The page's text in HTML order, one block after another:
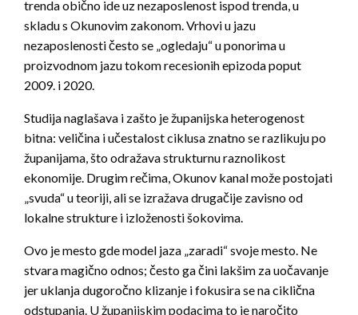
trenda obično ide uz nezaposlenost ispod trenda, u
skladu s Okunovim zakonom. Vrhovi u jazu
nezaposlenosti često se „ogledaju“ u ponorima u
proizvodnom jazu tokom recesionih epizoda poput
2009. i 2020.
Studija naglašava i zašto je županijska heterogenost
bitna: veličina i učestalost ciklusa znatno se razlikuju po
županijama, što odražava strukturnu raznolikost
ekonomije. Drugim rečima, Okunov kanal može postojati
„svuda“ u teoriji, ali se izražava drugačije zavisno od
lokalne strukture i izloženosti šokovima.
Ovo je mesto gde model jaza „zaradi“ svoje mesto. Ne
stvara magično odnos; često ga čini lakšim za uočavanje
jer uklanja dugoročno klizanje i fokusira se na ciklična
odstupanja. U županijskim podacima to je naročito